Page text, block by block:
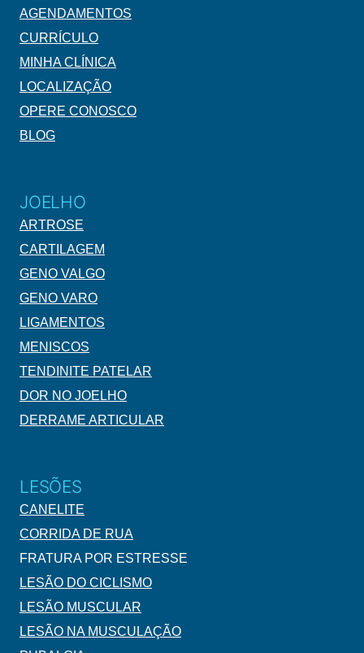
AGENDAMENTOS
CURRÍCULO
MINHA CLÍNICA
LOCALIZAÇÃO
OPERE CONOSCO
BLOG
JOELHO
ARTROSE
CARTILAGEM
GENO VALGO
GENO VARO
LIGAMENTOS
MENISCOS
TENDINITE PATELAR
DOR NO JOELHO
DERRAME ARTICULAR
LESÕES
CANELITE
CORRIDA DE RUA
FRATURA POR ESTRESSE
LESÃO DO CICLISMO
LESÃO MUSCULAR
LESÃO NA MUSCULAÇÃO